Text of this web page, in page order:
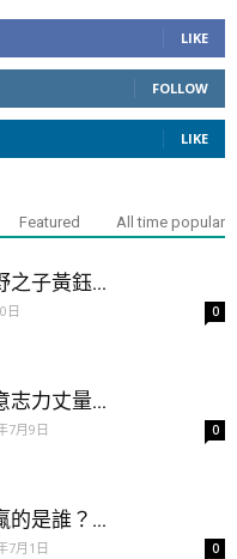
LIKE
FOLLOW
LIKE
Featured All time popular
之子黃鈺...
日 0
志力丈量...
7月9日 0
的是誰？...
7月1日 0